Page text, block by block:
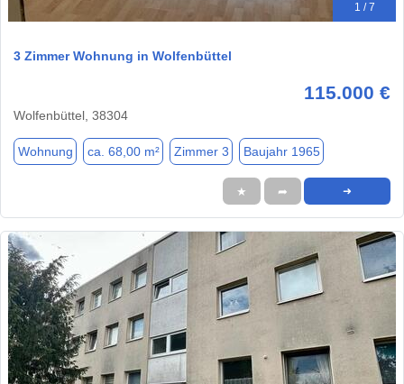
1 / 7
3 Zimmer Wohnung in Wolfenbüttel
115.000 €
Wolfenbüttel, 38304
Wohnung ca. 68,00 m² Zimmer 3 Baujahr 1965
★ ➦ ➜